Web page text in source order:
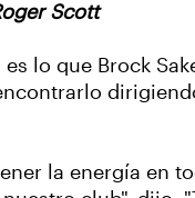
Scott
lo que Brock
la energía en